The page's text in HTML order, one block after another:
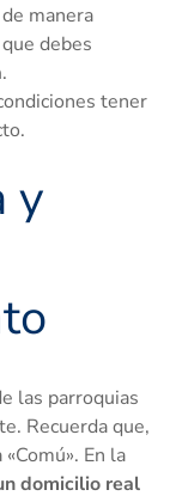
manera
debes
.
tener
y
las parroquias
Recuerda que,
En la
domicilio real